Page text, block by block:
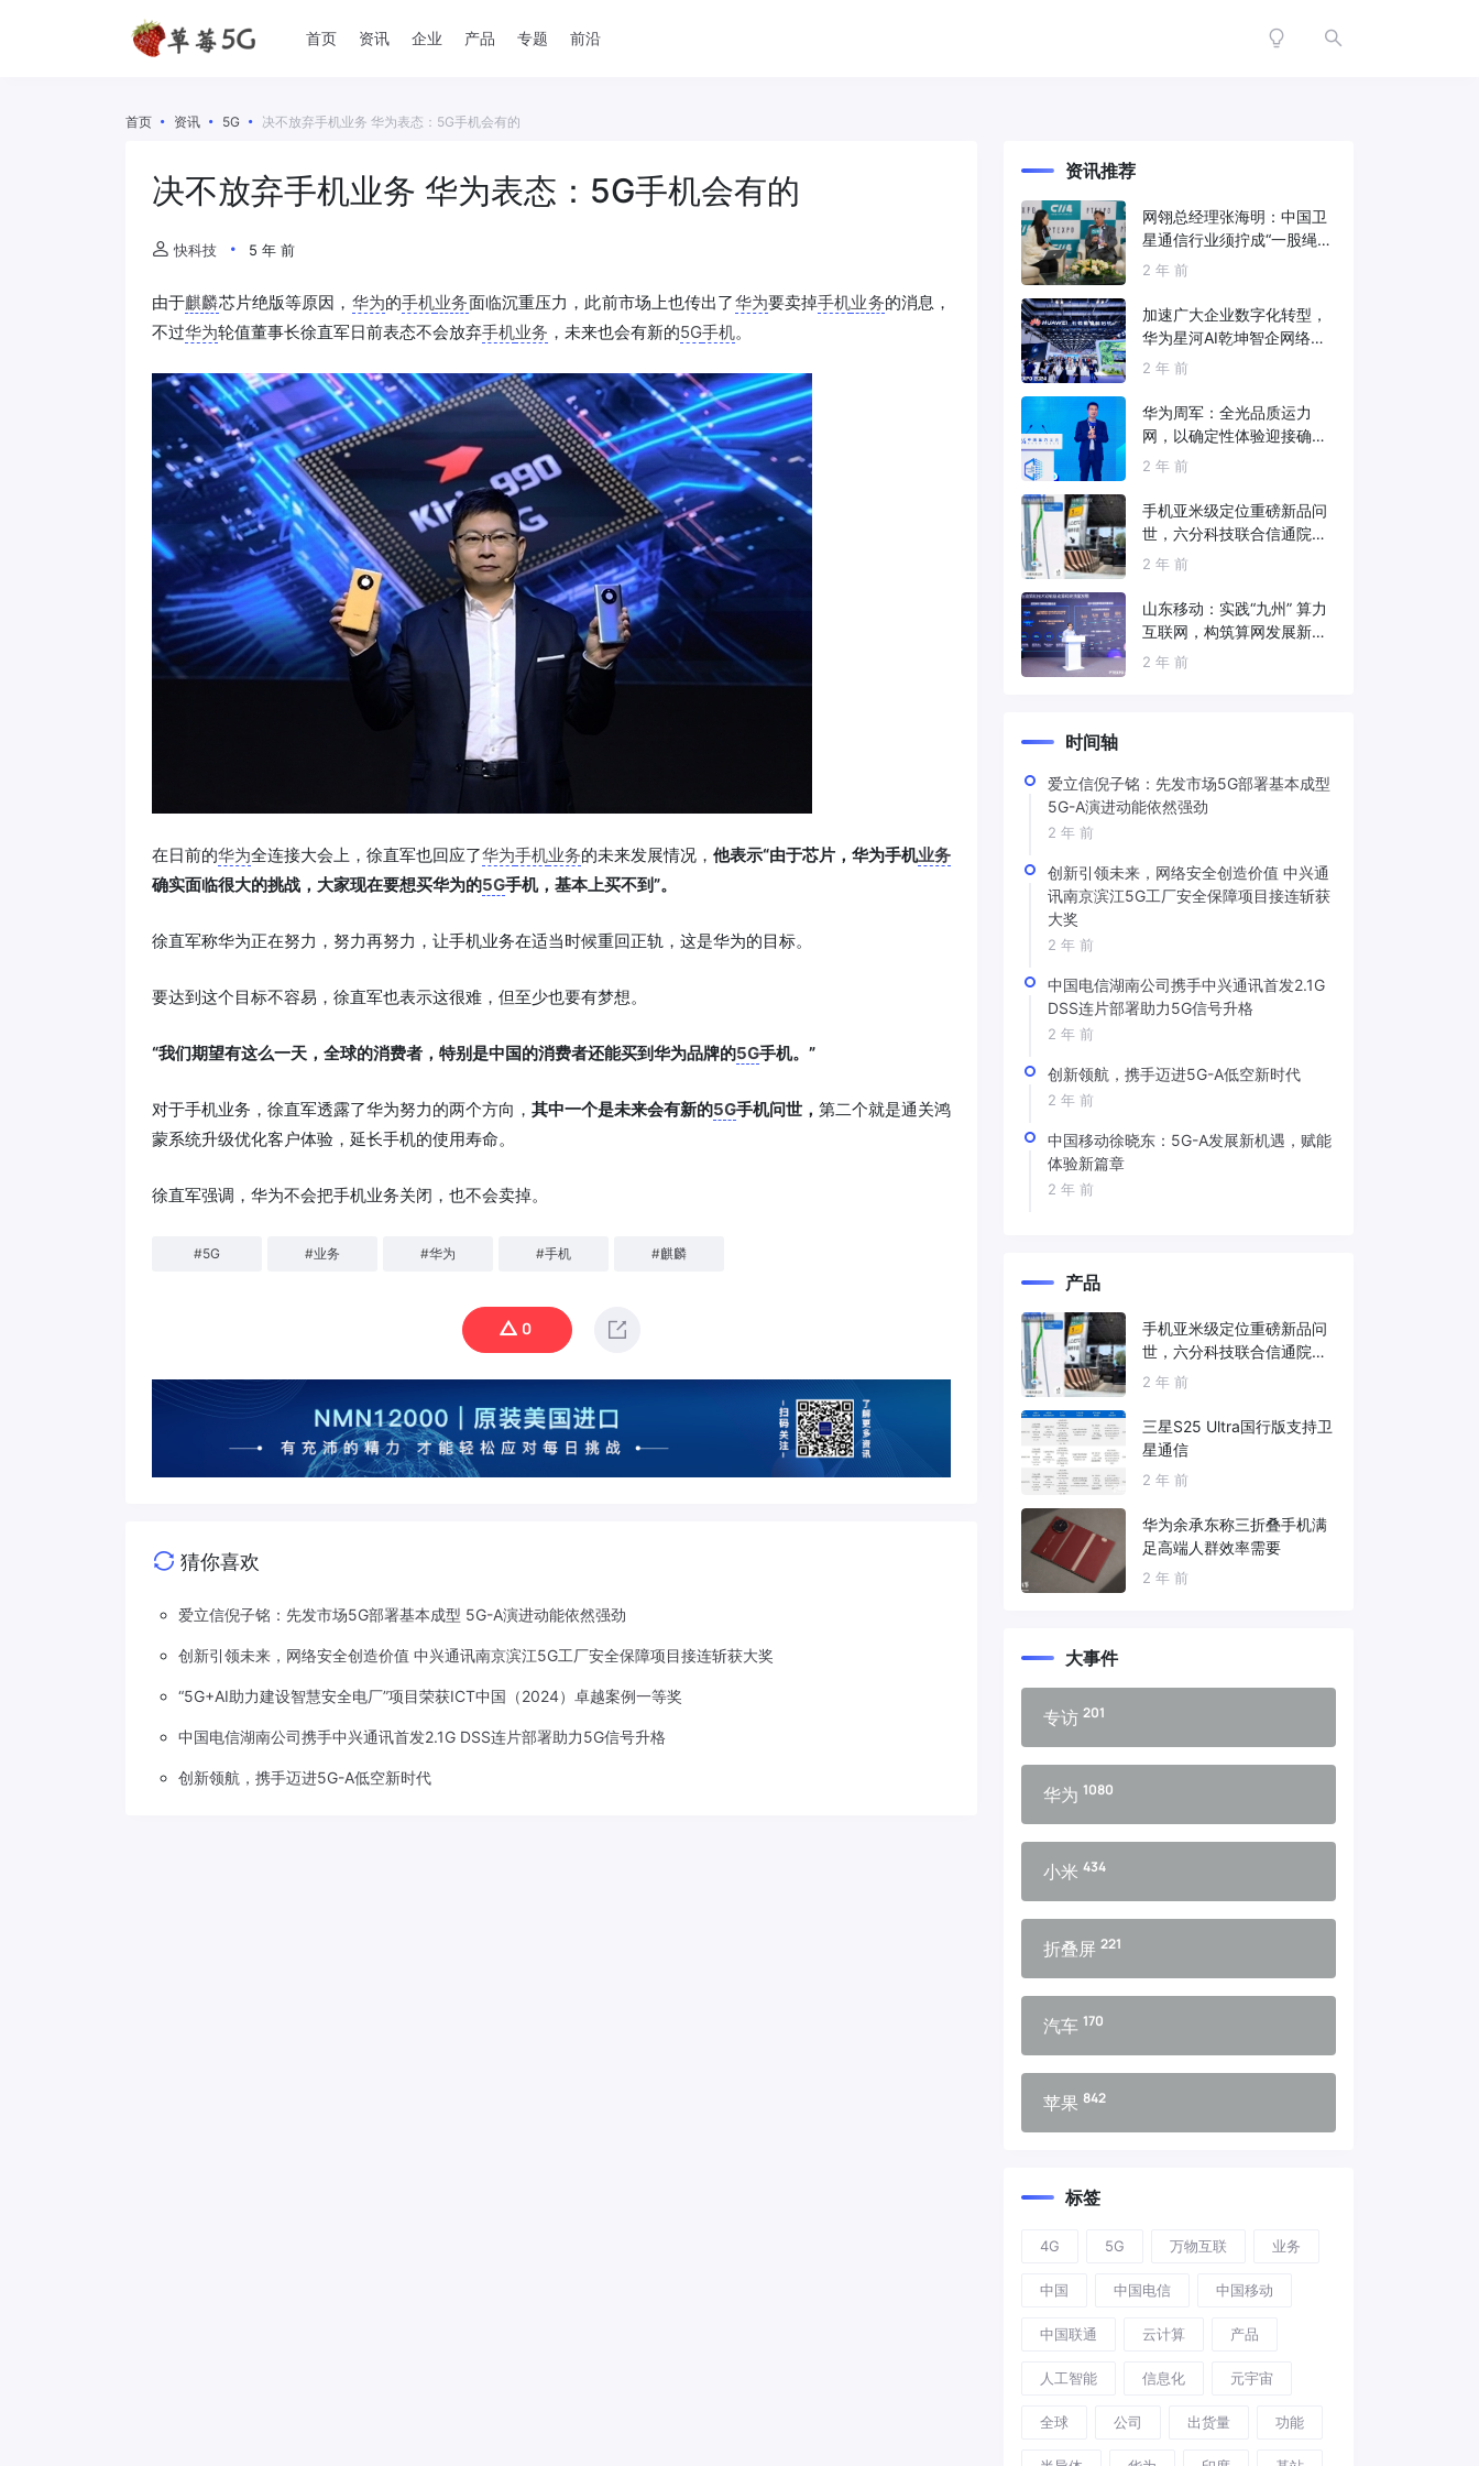
首页 资讯 企业 产品 专题 前沿
首页 资讯 5G 决不放弃手机业务 华为表态：5G手机会有的
决不放弃手机业务 华为表态：5G手机会有的
快科技 5 年 前
由于麒麟芯片绝版等原因， 华为的手机业务面临沉重压力，此前市场上也传出了华为要卖掉手机业务的消息，
不过华为轮值董事长徐直军日前表态不会放弃手机业务 ，未来也会有新的5G手机。
在日前的华为全连接大会上，徐直军也回应了华为手机业务的未来发展情况， 他表示“由于芯片，华为手机业务
确实面临很大的挑战，大家现在要想买华为的5G手机，基本上买不到”。
徐直军称华为正在努力，努力再努力，让手机业务在适当时候重回正轨，这是华为的目标。
要达到这个目标不容易，徐直军也表示这很难，但至少也要有梦想。
“我们期望有这么一天，全球的消费者，特别是中国的消费者还能买到华为品牌的5G手机。”
对于手机业务，徐直军透露了华为努力的两个方向， 其中一个是未来会有新的5G手机问世， 第二个就是通关鸿
蒙系统升级优化客户体验，延长手机的使用寿命。
徐直军强调，华为不会把手机业务关闭，也不会卖掉。
#5G #业务 #华为 #手机 #麒麟
0
猜你喜欢
爱立信倪子铭：先发市场5G部署基本成型 5G-A演进动能依然强劲
创新引领未来，网络安全创造价值 中兴通讯南京滨江5G工厂安全保障项目接连斩获大奖
“5G+AI助力建设智慧安全电厂”项目荣获ICT中国（2024）卓越案例一等奖
中国电信湖南公司携手中兴通讯首发2.1G DSS连片部署助力5G信号升格
创新领航，携手迈进5G-A低空新时代
资讯推荐
网翎总经理张海明：中国卫
星通信行业须拧成“一股绳”
共同打造垂直产业链
2 年 前
加速广大企业数字化转型，
华为星河AI乾坤智企网络解
决方案亮相2024中国国际信
2 年 前
华为周军：全光品质运力
网，以确定性体验迎接确定
性的智能时代
2 年 前
手机亚米级定位重磅新品问
世，六分科技联合信通院发
布免费服务
2 年 前
山东移动：实践“九州” 算力
互联网，构筑算网发展新底
座
2 年 前
时间轴
爱立信倪子铭：先发市场5G部署基本成型
5G-A演进动能依然强劲
2 年 前
创新引领未来，网络安全创造价值 中兴通
讯南京滨江5G工厂安全保障项目接连斩获
大奖
2 年 前
中国电信湖南公司携手中兴通讯首发2.1G
DSS连片部署助力5G信号升格
2 年 前
创新领航，携手迈进5G-A低空新时代
2 年 前
中国移动徐晓东：5G-A发展新机遇，赋能
体验新篇章
2 年 前
产品
手机亚米级定位重磅新品问
世，六分科技联合信通院发
布免费服务
2 年 前
三星S25 Ultra国行版支持卫
星通信
2 年 前
华为余承东称三折叠手机满
足高端人群效率需要
2 年 前
大事件
专访 201
华为 1080
小米 434
折叠屏 221
汽车 170
苹果 842
标签
4G 5G 万物互联 业务
中国 中国电信 中国移动
中国联通 云计算 产品
人工智能 信息化 元宇宙
全球 公司 出货量 功能